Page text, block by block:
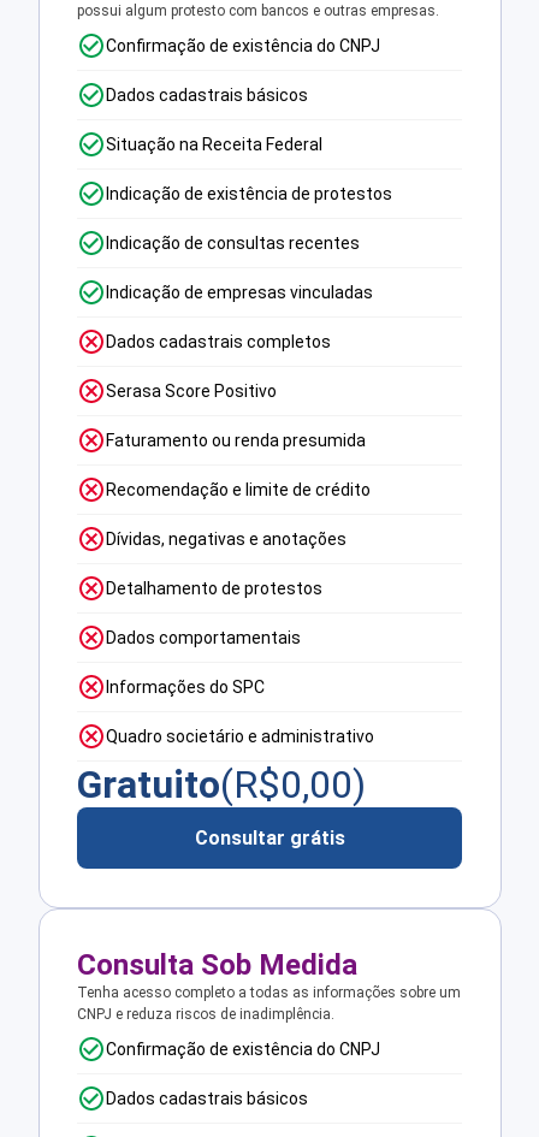
possui algum protesto com bancos e outras empresas.
Confirmação de existência do CNPJ
Dados cadastrais básicos
Situação na Receita Federal
Indicação de existência de protestos
Indicação de consultas recentes
Indicação de empresas vinculadas
Dados cadastrais completos
Serasa Score Positivo
Faturamento ou renda presumida
Recomendação e limite de crédito
Dívidas, negativas e anotações
Detalhamento de protestos
Dados comportamentais
Informações do SPC
Quadro societário e administrativo
Gratuito(R$0,00)
Consultar grátis
Consulta Sob Medida
Tenha acesso completo a todas as informações sobre um
CNPJ e reduza riscos de inadimplência.
Confirmação de existência do CNPJ
Dados cadastrais básicos